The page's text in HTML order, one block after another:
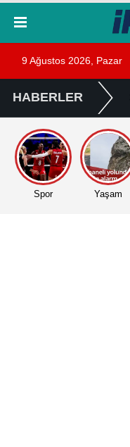
9 Ağustos 2026, Pazar
HABERLER
Spor Yaşam